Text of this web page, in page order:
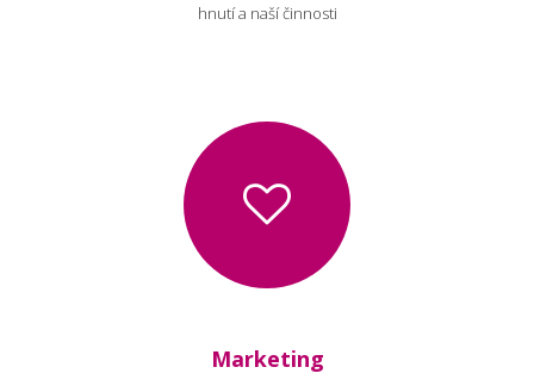
hnutí a naší činnosti
Marketing